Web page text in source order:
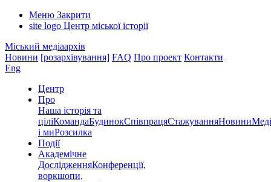
Меню Закрити
site logo Центр міської історії
Міський медіаархів
Новини [розархівування] FAQ Про проект Контакти
Eng
Центр
Про
Наша історія та
ціліКомандаБудинокСпівпрацяСтажуванняНовини
і миРозсилка
Події
Академічне
ДослідженняКонференції,
воркшопи,